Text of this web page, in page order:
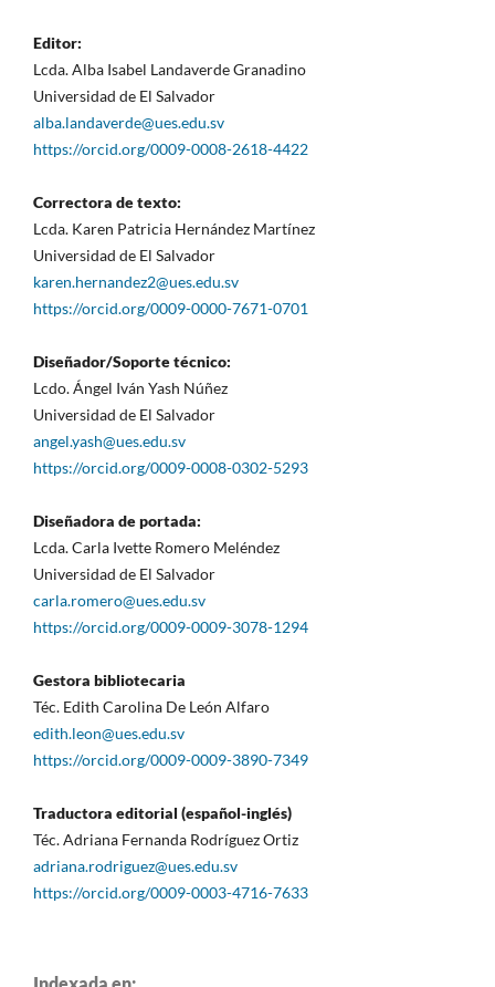
Editor:
Lcda. Alba Isabel Landaverde Granadino
Universidad de El Salvador
alba.landaverde@ues.edu.sv
https://orcid.org/0009-0008-2618-4422
Correctora de texto:
Lcda. Karen Patricia Hernández Martínez
Universidad de El Salvador
karen.hernandez2@ues.edu.sv
https://orcid.org/0009-0000-7671-0701
Diseñador/Soporte técnico:
Lcdo. Ángel Iván Yash Núñez
Universidad de El Salvador
angel.yash@ues.edu.sv
https://orcid.org/0009-0008-0302-5293
Diseñadora de portada:
Lcda. Carla Ivette Romero Meléndez
Universidad de El Salvador
carla.romero@ues.edu.sv
https://orcid.org/0009-0009-3078-1294
Gestora bibliotecaria
Téc. Edith Carolina De León Alfaro
edith.leon@ues.edu.sv
https://orcid.org/0009-0009-3890-7349
Traductora editorial (español-inglés)
Téc. Adriana Fernanda Rodríguez Ortiz
adriana.rodriguez@ues.edu.sv
https://orcid.org/0009-0003-4716-7633